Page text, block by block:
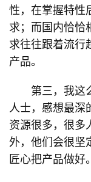
性，在掌握特性
求；而国内恰恰
求往往跟着流行
产品。
第三，我这么
人士，感想最深
资源很多，很多
外，他们会很坚
匠心把产品做好。